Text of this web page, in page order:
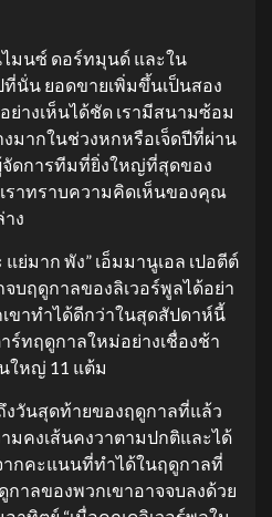
ไมนซ์ ดอร์ทมุนด์ และใน
ที่นั่น ยอดขายเพิ่มขึ้นเป็นสอง
างเห็นได้ชัด เรามีสนามซ้อม
มากในช่วงหกหรือเจ็ดปีที่ผ่าน
จัดการทีมที่ยิ่งใหญ่ที่สุดของ
เราทราบความคิดเห็นของคุณ
ง
แย่มาก พัง” เอ็มมานูเอล เปอตีต์
บฤดูกาลของลิเวอร์พูลได้อย่า
ขาทำได้ดีกว่าในสุดสัปดาห์นี้
ร์ทฤดูกาลใหม่อย่างเชื่องช้า
ใหญ่ 11 แต้ม
วันสุดท้ายของฤดูกาลที่แล้ว
มคงเส้นคงวาตามปกติและได้
กคะแนนที่ทำได้ในฤดูกาลที่
กาลของพวกเขาอาจจบลงด้วย